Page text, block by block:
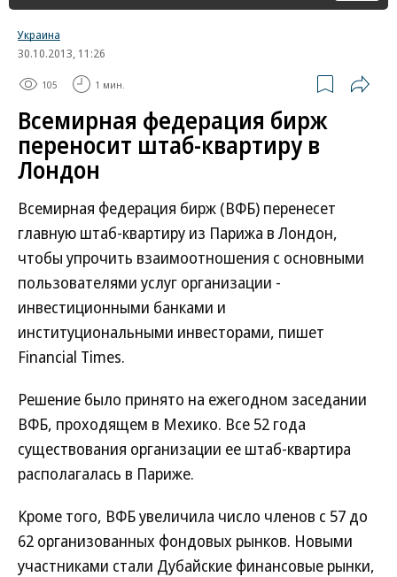
Украина
30.10.2013, 11:26
105 1 мин.
Всемирная федерация бирж
переносит штаб-квартиру в
Лондон
Всемирная федерация бирж (ВФБ) перенесет
главную штаб-квартиру из Парижа в Лондон,
чтобы упрочить взаимоотношения с основными
пользователями услуг организации -
инвестиционными банками и
институциональными инвесторами, пишет
Financial Times.
Решение было принято на ежегодном заседании
ВФБ, проходящем в Мехико. Все 52 года
существования организации ее штаб-квартира
располагалась в Париже.
Кроме того, ВФБ увеличила число членов с 57 до
62 организованных фондовых рынков. Новыми
участниками стали Дубайские финансовые рынки,